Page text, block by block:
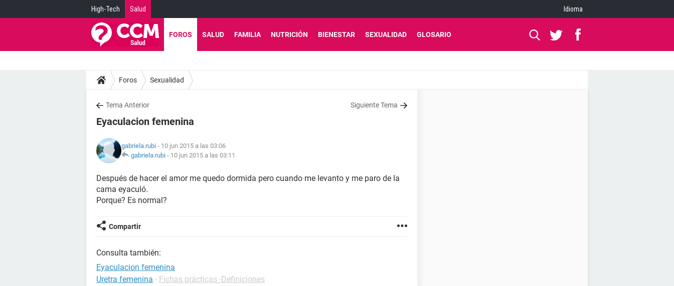
High-Tech Salud Idioma
FOROS SALUD FAMILIA NUTRICIÓN BIENESTAR SEXUALIDAD GLOSARIO
Foros Sexualidad
Tema Anterior Siguiente Tema
Eyaculacion femenina
gabriela.rubi - 10 jun 2015 a las 03:06
gabriela.rubi - 10 jun 2015 a las 03:11
Después de hacer el amor me quedo dormida pero cuando me levanto y me paro de la
cama eyaculó.
Porque? Es normal?
Compartir
Consulta también:
Eyaculacion femenina
Uretra femenina - Fichas prácticas -Definiciones